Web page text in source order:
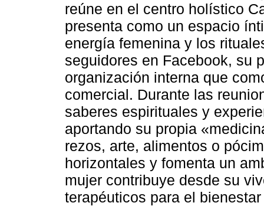
reúne en el centro holístico
presenta como un espacio
energía femenina y los
seguidores en Facebook, su
organización interna que
comercial. Durante las
saberes espirituales y
aportando su propia
rezos, arte, alimentos o
horizontales y fomenta un
mujer contribuye desde su
terapéuticos para el